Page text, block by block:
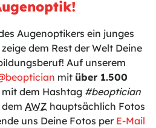
Augenoptikers ein junges
dem Rest der Welt Deine
Auf unserem
mit über 1.500
dem Hashtag #beoptician
AWZ hauptsächlich Fotos
uns Deine Fotos per E-Mail